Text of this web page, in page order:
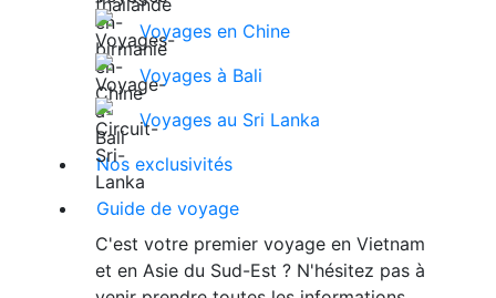
Voyages en Chine
Voyages à Bali
Voyages au Sri Lanka
Nos exclusivités
Guide de voyage
C'est votre premier voyage en Vietnam
et en Asie du Sud-Est ? N'hésitez pas à